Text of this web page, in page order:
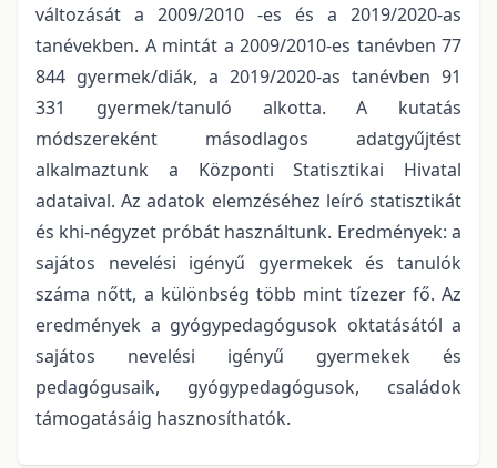
változását a 2009/2010 -es és a 2019/2020-as
tanévekben. A mintát a 2009/2010-es tanévben 77
844 gyermek/diák, a 2019/2020-as tanévben 91
331 gyermek/tanuló alkotta. A kutatás
módszereként másodlagos adatgyűjtést
alkalmaztunk a Központi Statisztikai Hivatal
adataival. Az adatok elemzéséhez leíró statisztikát
és khi-négyzet próbát használtunk. Eredmények: a
sajátos nevelési igényű gyermekek és tanulók
száma nőtt, a különbség több mint tízezer fő. Az
eredmények a gyógypedagógusok oktatásától a
sajátos nevelési igényű gyermekek és
pedagógusaik, gyógypedagógusok, családok
támogatásáig hasznosíthatók.